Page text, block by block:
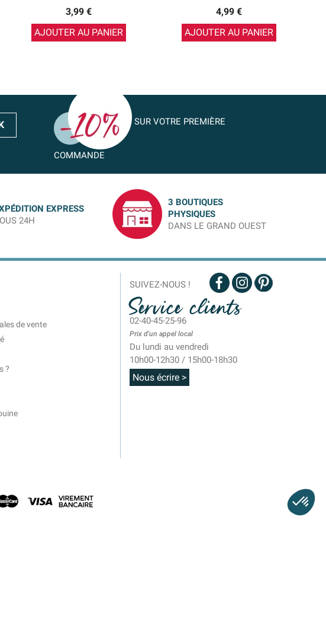
3,99 €
AJOUTER AU PANIER
4,99 €
AJOUTER AU PANIER
SUR VOTRE PREMIÈRE
COMMANDE
EXPRESS
24H
3 BOUTIQUES
PHYSIQUES
DANS LE GRAND OUEST
de vente
?
SUIVEZ-NOUS !
Service clients
02-40-45-25-96
Prix d'un appel local
Du lundi au vendredi
10h00-12h30 / 15h00-18h30
Nous écrire >